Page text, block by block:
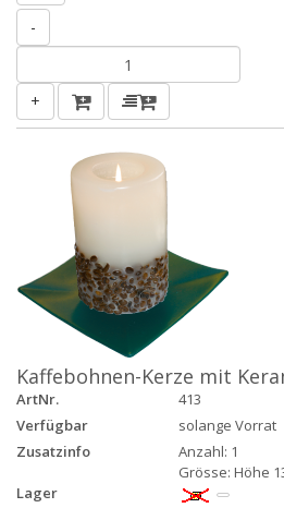
-
+
Kaffebohnen-Kerze mit
ArtNr.
413
Verfügbar
solange Vorrat
Zusatzinfo
Anzahl: 1
Grösse: Höhe
Lager